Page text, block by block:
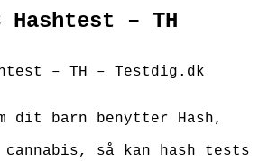
Hashtest – TH
– TH – Testdig.dk
dit barn benytter Hash,
så kan hash tests